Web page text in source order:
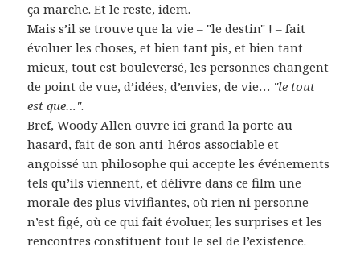
ça marche. Et le reste, idem.
Mais s’il se trouve que la vie – "le destin" ! – fait
évoluer les choses, et bien tant pis, et bien tant
mieux, tout est bouleversé, les personnes changent
de point de vue, d’idées, d’envies, de vie… "le tout
est que…".
Bref, Woody Allen ouvre ici grand la porte au
hasard, fait de son anti-héros associable et
angoissé un philosophe qui accepte les événements
tels qu’ils viennent, et délivre dans ce film une
morale des plus vivifiantes, où rien ni personne
n’est figé, où ce qui fait évoluer, les surprises et les
rencontres constituent tout le sel de l’existence.